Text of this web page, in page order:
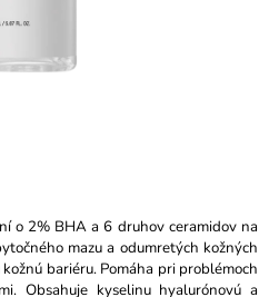
o 2% BHA a 6 druhov ceramidov na
mazu a odumretých kožných
bariéru. Pomáha pri problémoch
Obsahuje kyselinu hyalurónovú a